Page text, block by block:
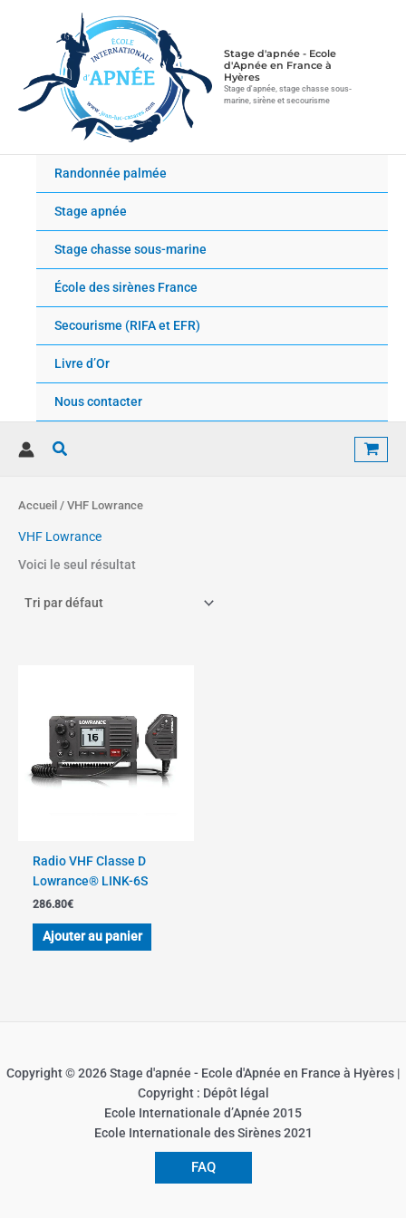
Stage d'apnée - Ecole
d'Apnée en France à
Hyères
Stage d'apnée, stage chasse sous-
marine, sirène et secourisme
Randonnée palmée
Stage apnée
Stage chasse sous-marine
École des sirènes France
Secourisme (RIFA et EFR)
Livre d’Or
Nous contacter
Rechercher
Accueil / VHF Lowrance
VHF Lowrance
Voici le seul résultat
Radio VHF Classe D
Lowrance® LINK-6S
286.80€
Ajouter au panier
Copyright © 2026 Stage d'apnée - Ecole d'Apnée en France à Hyères |
Copyright : Dépôt légal
Ecole Internationale d’Apnée 2015
Ecole Internationale des Sirènes 2021
FAQ